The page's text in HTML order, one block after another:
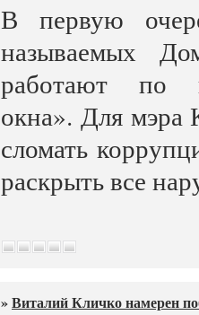
В первую
называемых
работают по
окна». Для мэра
сломать
раскрыть все
»Виталий Кличко намерен